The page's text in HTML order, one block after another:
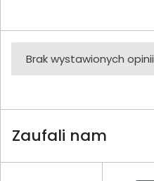
Brak wystawionych opinii
Zaufali nam